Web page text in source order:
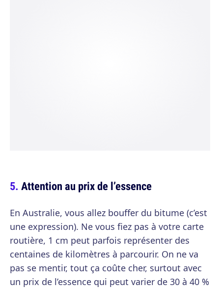
Attention au prix de l’essence
En Australie, vous allez bouffer du bitume (c’est
une expression). Ne vous fiez pas à votre carte
routière, 1 cm peut parfois représenter des
centaines de kilomètres à parcourir. On ne va
pas se mentir, tout ça coûte cher, surtout avec
un prix de l’essence qui peut varier de 30 à 40 %